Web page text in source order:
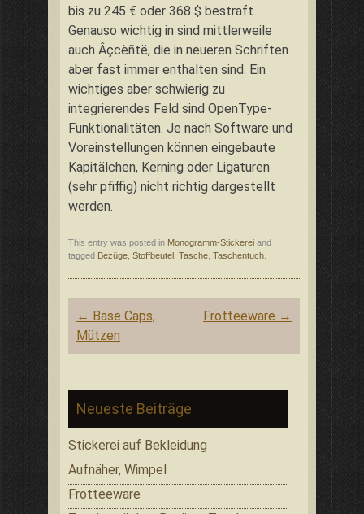
bis zu 245 € oder 368 $ bestraft.
Genauso wichtig in sind mittlerweile
auch Âçcèñtë, die in neueren Schriften
aber fast immer enthalten sind. Ein
wichtiges aber schwierig zu
integrierendes Feld sind OpenType-
Funktionalitäten. Je nach Software und
Voreinstellungen können eingebaute
Kapitälchen, Kerning oder Ligaturen
(sehr pfiffig) nicht richtig dargestellt
werden.
This entry was posted in Monogramm-Stickerei and
tagged Bezüge Stoffbeutel Tasche Taschentuch
Post
navigation
← Base Caps,
Mützen
Frotteeware →
Neueste Beiträge
Stickerei auf Bekleidung
Aufnäher, Wimpel
Frotteeware